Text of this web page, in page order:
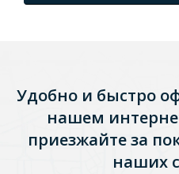
Удобно и быстро
нашем
приезжайте за
наших